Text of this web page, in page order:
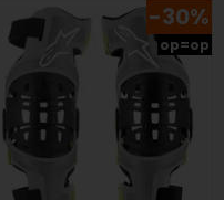
-30%
op=op